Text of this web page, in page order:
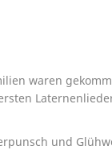
waren
und